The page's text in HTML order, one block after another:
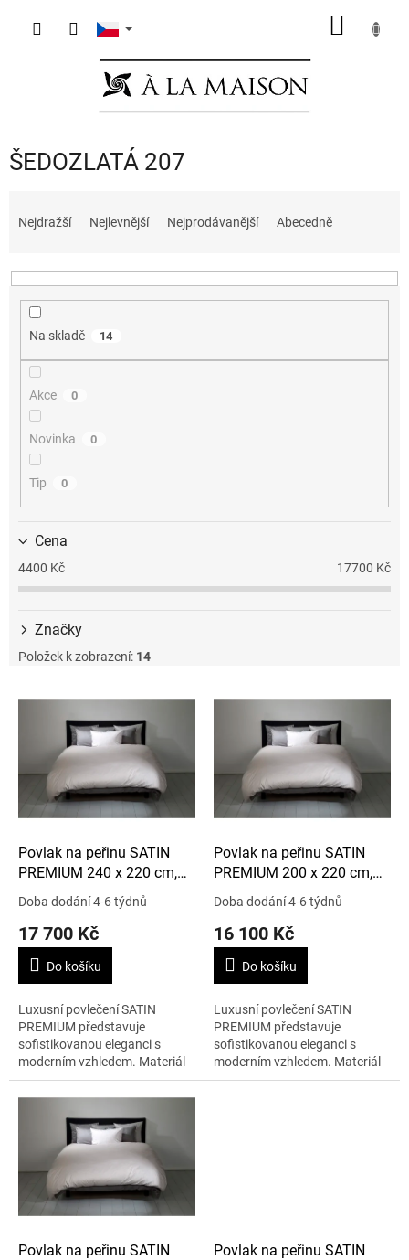
ŠEDOZLATÁ 207
n
Nejdražší Nejlevnější Nejprodávanější Abecedně
Na skladě 14
Akce 0
Novinka 0
Tip 0
Cena
4400 Kč 17700 Kč
Značky
Položek k zobrazení: 14
Povlak na peřinu SATIN
PREMIUM 240 x 220 cm,
šedá/zlatá
Doba dodání 4-6 týdnů
17 700 Kč
Do košíku
Luxusní povlečení SATIN
PREMIUM představuje
sofistikovanou eleganci s
moderním vzhledem. Materiál
je 100% bavlna. Rozměry jsou
240 x 220 cm.
Povlak na peřinu SATIN
PREMIUM 200 x 220 cm,
šedá/zlatá
Doba dodání 4-6 týdnů
16 100 Kč
Do košíku
Luxusní povlečení SATIN
PREMIUM představuje
sofistikovanou eleganci s
moderním vzhledem. Materiál
je 100% bavlna. Rozměry jsou
Povlak na peřinu SATIN
Povlak na peřinu SATIN